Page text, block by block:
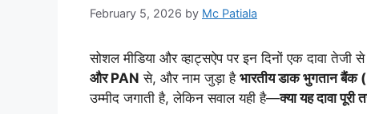
February 5, 2026 by Mc Patiala
सोशल मीडिया और व्हाट्सऐप पर इन दिनों एक दावा तेजी
और PAN से, और नाम जुड़ा है भारतीय डाक भुगतान बैंक
उम्मीद जगाती है, लेकिन सवाल यही है—क्या यह दावा पूरी